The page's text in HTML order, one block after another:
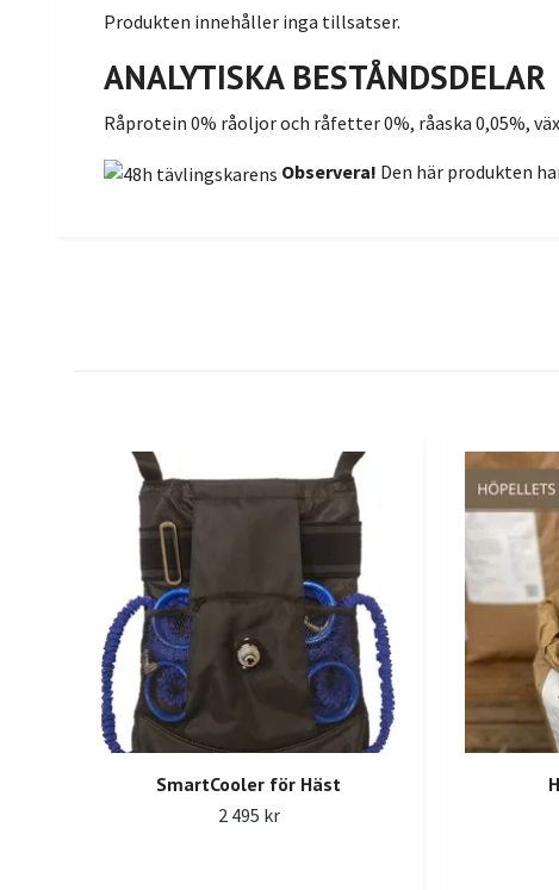
Produkten innehåller inga tillsatser.
ANALYTISKA BESTÅNDSDELAR
Råprotein 0% råoljor och råfetter 0%, råaska 0,05%,
Observera! Den här produkten
SmartCooler för Häst
2 495 kr